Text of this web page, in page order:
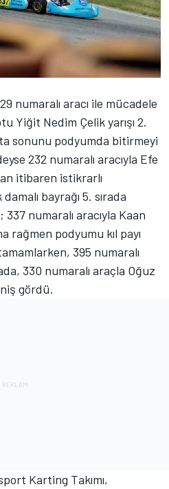
numaralı aracı ile mücadele
Yiğit Nedim Çelik yarışı 2.
sonunu podyumda bitirmeyi
232 numaralı aracıyla Efe
itibaren istikrarlı
bayrağı 5. sırada
numaralı aracıyla Kaan
rağmen podyumu kıl payı
395 numaralı
330 numaralı araçla Oğuz
gördü.
Karting Takımı,